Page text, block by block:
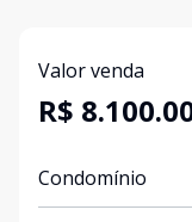
Valor venda
R$
Condomínio